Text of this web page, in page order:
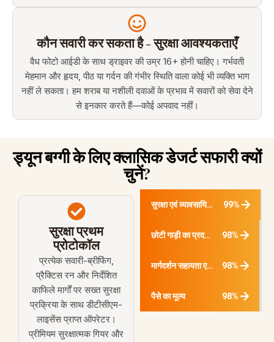
कौन सवारी कर सकता है - सुरक्षा आवश्यकताएँ
वैध फोटो आईडी के साथ ड्राइवर की उम्र 16+ होनी चाहिए। गर्भवती
मेहमान और हृदय, पीठ या गर्दन की गंभीर स्थिति वाला कोई भी व्यक्ति भाग
नहीं ले सकता। हम शराब या नशीली दवाओं के प्रभाव में सवारों को सेवा देने
से इनकार करते हैं—कोई अपवाद नहीं।
ड्यून बग्गी के लिए क्लासिक डेजर्ट सफारी क्यों
चुनें?
सुरक्षा प्रथम
प्रोटोकॉल
प्रत्येक सवारी-ब्रीफिंग,
प्रैक्टिस रन और निर्देशित
काफिले मार्गों पर सख्त सुरक्षा
प्रक्रिया के साथ डीटीसीएम-
लाइसेंस प्राप्त ऑपरेटर।
प्रीमियम सुरक्षात्मक गियर और
सुरक्षा एवं व्यावसायिकता 99%
छोटी गाड़ी का प्रदर्शन और रोमांच 98%
मार्गदर्शन सहायता एवं प्रशिक्षण 98%
पैसे का मूल्य 98%